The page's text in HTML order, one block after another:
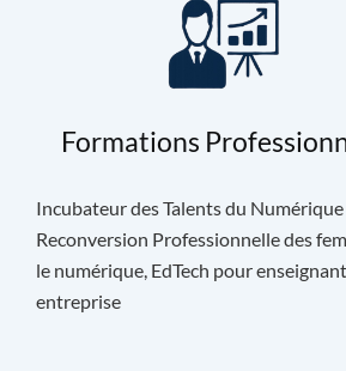
Formations
Incubateur des Talents du
Reconversion Professionnelle des
le numérique, EdTech pour
entreprise